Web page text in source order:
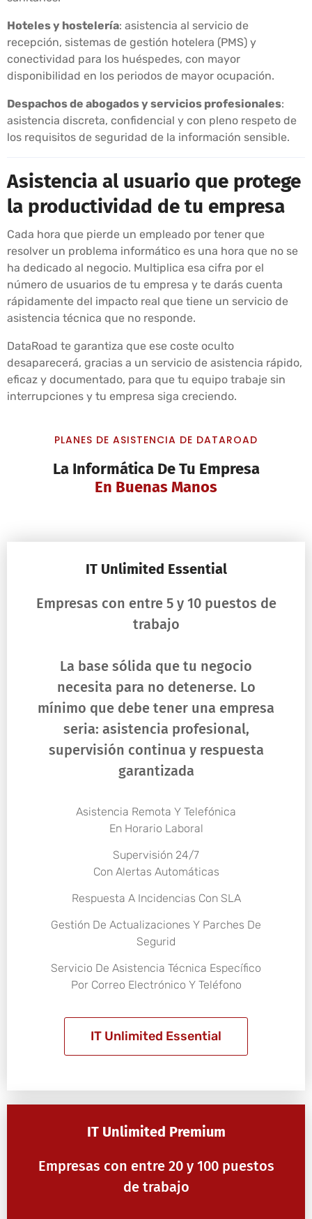
Hoteles y hostelería: asistencia al servicio de
recepción, sistemas de gestión hotelera (PMS) y
conectividad para los huéspedes, con mayor
disponibilidad en los periodos de mayor ocupación.
Despachos de abogados y servicios profesionales:
asistencia discreta, confidencial y con pleno respeto de
los requisitos de seguridad de la información sensible.
Asistencia al usuario que protege
la productividad de tu empresa
Cada hora que pierde un empleado por tener que
resolver un problema informático es una hora que no se
ha dedicado al negocio. Multiplica esa cifra por el
número de usuarios de tu empresa y te darás cuenta
rápidamente del impacto real que tiene un servicio de
asistencia técnica que no responde.
DataRoad te garantiza que ese coste oculto
desaparecerá, gracias a un servicio de asistencia rápido,
eficaz y documentado, para que tu equipo trabaje sin
interrupciones y tu empresa siga creciendo.
PLANES DE ASISTENCIA DE DATAROAD
La Informática De Tu Empresa
En Buenas Manos
IT Unlimited Essential
Empresas con entre 5 y 10 puestos de
trabajo
La base sólida que tu negocio
necesita para no detenerse. Lo
mínimo que debe tener una empresa
seria: asistencia profesional,
supervisión continua y respuesta
garantizada
Asistencia Remota Y Telefónica
En Horario Laboral
Supervisión 24/7
Con Alertas Automáticas
Respuesta A Incidencias Con SLA
Gestión De Actualizaciones Y Parches De
Segurid
Servicio De Asistencia Técnica Específico
Por Correo Electrónico Y Teléfono
IT Unlimited Essential
IT Unlimited Premium
Empresas con entre 20 y 100 puestos
de trabajo